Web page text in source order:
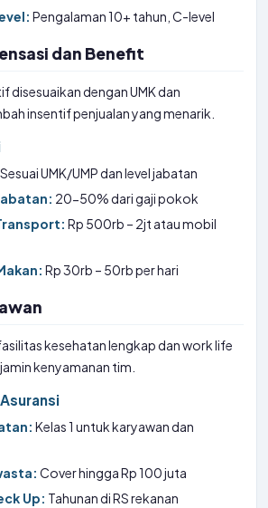
Pengalaman 10+ tahun, C-level
dan Benefit
disesuaikan dengan UMK dan
insentif penjualan yang menarik.
Sesuai UMK/UMP dan level jabatan
20-50% dari gaji pokok
Rp 500rb – 2jt atau mobil
Rp 30rb – 50rb per hari
kesehatan lengkap dan work life
kenyamanan tim.
Kelas 1 untuk karyawan dan
Cover hingga Rp 100 juta
Up: Tahunan di RS rekanan